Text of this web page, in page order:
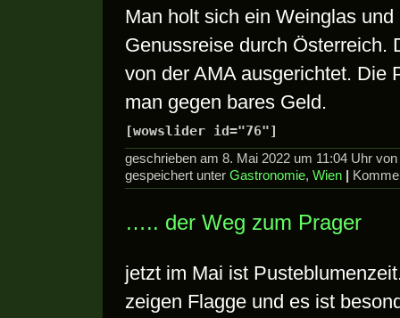
Man holt sich ein Weinglas
Genussreise durch Österreich.
von der AMA ausgerichtet. Die
man gegen bares Geld.
[wowslider id="76"]
geschrieben am 8. Mai 2022 um 11:04 Uhr
gespeichert unter Gastronomie, Wien
….. der Weg zum Prager
jetzt im Mai ist
zeigen Flagge und es ist